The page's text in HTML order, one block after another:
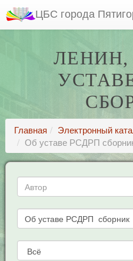
ЦБС города
ЛЕНИН,
Главная
Электронный
Об уставе РСДРП